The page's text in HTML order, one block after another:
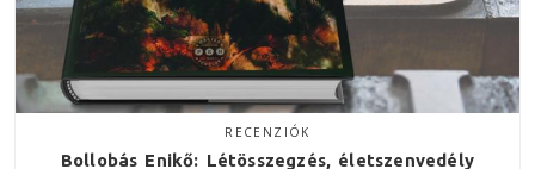
RECENZIÓK
Bollobás Enikő: Létösszegzés, életszenvedély